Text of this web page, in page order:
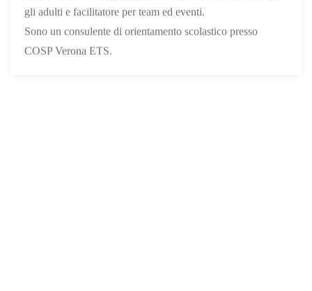
gli adulti e facilitatore per team ed eventi.
Sono un consulente di orientamento scolastico presso
COSP Verona ETS.